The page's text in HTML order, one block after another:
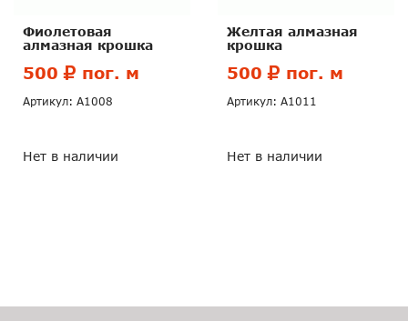
Фиолетовая
алмазная крошка
500 пог. м
Артикул: А1008
Нет в наличии
Желтая алмазная
крошка
500 пог. м
Артикул: А1011
Нет в наличии